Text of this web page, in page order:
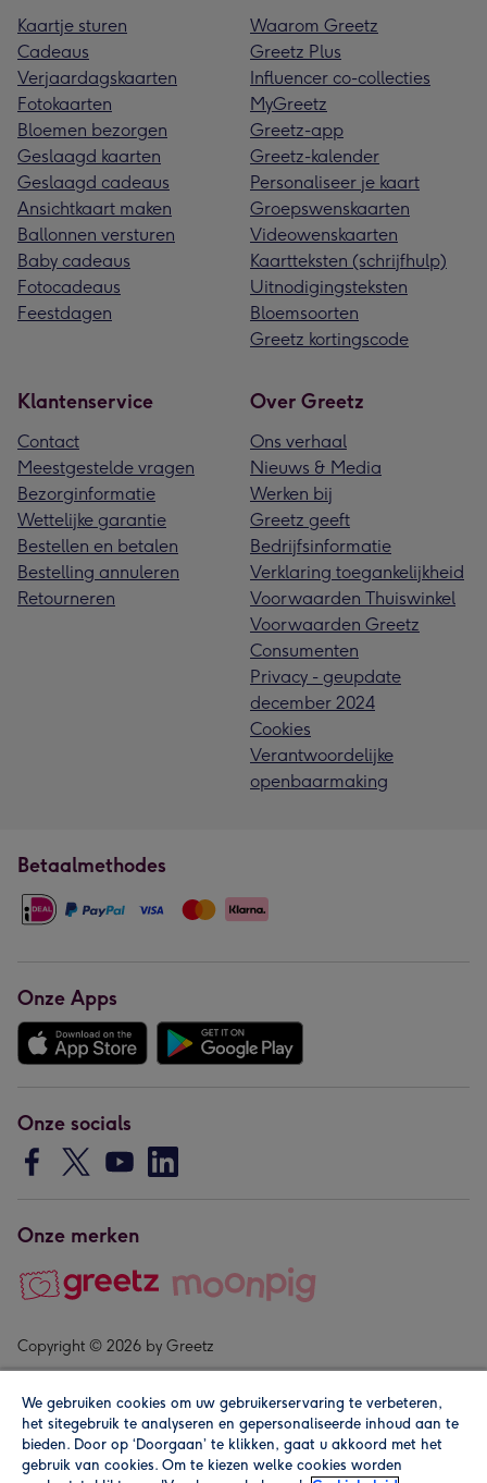
Kaartje sturen
Cadeaus
Verjaardagskaarten
Fotokaarten
Bloemen bezorgen
Geslaagd kaarten
Geslaagd cadeaus
Ansichtkaart maken
Ballonnen versturen
Baby cadeaus
Fotocadeaus
Feestdagen
Waarom Greetz
Greetz Plus
Influencer co-collecties
MyGreetz
Greetz-app
Greetz-kalender
Personaliseer je kaart
Groepswenskaarten
Videowenskaarten
Kaartteksten (schrijfhulp)
Uitnodigingsteksten
Bloemsoorten
Greetz kortingscode
Klantenservice
Contact
Meestgestelde vragen
Bezorginformatie
Wettelijke garantie
Bestellen en betalen
Bestelling annuleren
Retourneren
Over Greetz
Ons verhaal
Nieuws & Media
Werken bij
Greetz geeft
Bedrijfsinformatie
Verklaring toegankelijkheid
Voorwaarden Thuiswinkel
Voorwaarden Greetz
Consumenten
Privacy - geupdate
december 2024
Cookies
Verantwoordelijke
openbaarmaking
Betaalmethodes
Onze Apps
Onze socials
Onze merken
Copyright © 2026 by Greetz
We gebruiken cookies om uw gebruikerservaring te verbeteren,
het sitegebruik te analyseren en gepersonaliseerde inhoud aan te
bieden. Door op ‘Doorgaan’ te klikken, gaat u akkoord met het
gebruik van cookies. Om te kiezen welke cookies worden